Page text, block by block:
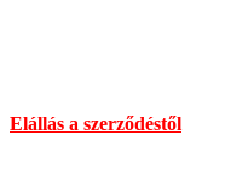
Elállás a szerződéstől